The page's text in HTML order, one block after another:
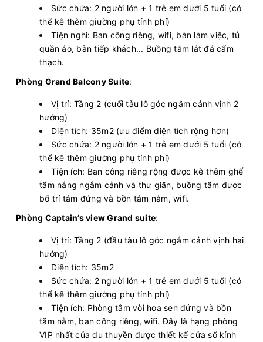
Sức chứa: 2 người lớn + 1 trẻ em dưới 5 tuổi (có
thể kê thêm giường phụ tính phí)
Tiện nghi: Ban công riêng, wifi, bàn làm việc, tủ
quần áo, bàn tiếp khách... Buồng tắm lát đá cẩm
thạch.
Phòng Grand Balcony Suite:
Vị trí: Tầng 2 (cuối tàu lô góc ngắm cảnh vịnh 2
hướng)
Diện tích: 35m2 (ưu điểm diện tích rộng hơn)
Sức chứa: 2 người lớn + 1 trẻ em dưới 5 tuổi (có
thể kê thêm giường phụ tính phí)
Tiện ích: Ban công riêng rộng được kê thêm ghế
tắm nắng ngắm cảnh và thư giãn, buồng tắm được
bố trí tắm đứng và bồn tắm nằm, wifi.
Phòng Captain’s view Grand suite:
Vị trí: Tầng 2 (đầu tàu lô góc ngắm cảnh vịnh hai
hướng)
Diện tích: 35m2
Sức chứa: 2 người lớn + 1 trẻ em dưới 5 tuổi (có
thể kê thêm giường phụ tính phí)
Tiện ích: Phòng tắm vòi hoa sen đứng và bồn
tắm nằm, ban công riêng, wifi. Đây là hạng phòng
VIP nhất của du thuyền được thiết kế cửa sổ kính